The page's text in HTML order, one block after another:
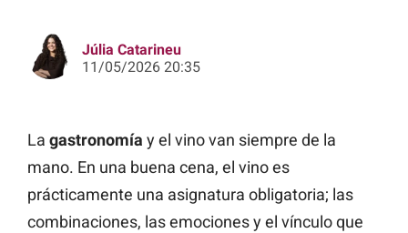
Júlia Catarineu
11/05/2026 20:35
La gastronomía y el vino van siempre de la
mano. En una buena cena, el vino es
prácticamente una asignatura obligatoria; las
combinaciones, las emociones y el vínculo que